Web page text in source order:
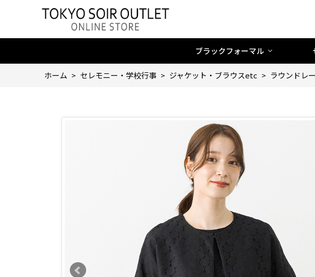
ブラックフォーマル
ホーム > セレモニー・学校行事 > ジャケット・ブラウスetc > ラウンドレ